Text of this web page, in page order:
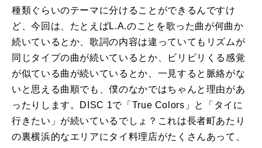
種類ぐらいのテーマに分けることができるんですけ
ど、今回は、たとえばL.A.のことを歌った曲が何曲か
続いているとか、歌詞の内容は違っていてもリズムが
同じタイプの曲が続いているとか、ビリビリくる感覚
が似ている曲が続いているとか、一見すると脈絡がな
いと思える曲順でも、僕のなかではちゃんと理由があ
ったりします。DISC 1で「True Colors」と「タイに
行きたい」が続いているでしょ？これは長者町あたり
の裏横浜的なエリアにタイ料理店がたくさんあって、